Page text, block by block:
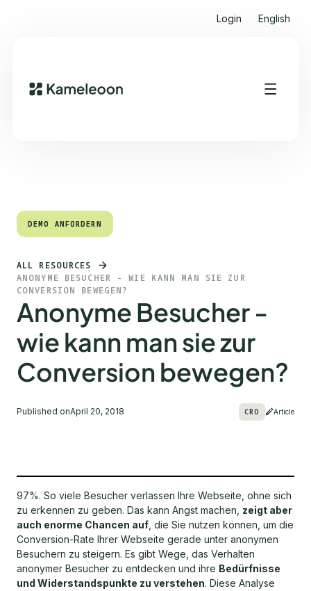
Login English
Quick Links
DEMO ANFORDERN
DEMO ANFORDERN
ALL RESOURCES
ANONYME BESUCHER - WIE KANN MAN SIE ZUR
CONVERSION BEWEGEN?
Anonyme Besucher -
wie kann man sie zur
Conversion bewegen?
Published onApril 20, 2018 CRO Article
97%. So viele Besucher verlassen Ihre Webseite, ohne sich
zu erkennen zu geben. Das kann Angst machen, zeigt aber
auch enorme Chancen auf , die Sie nutzen können, um die
Conversion-Rate Ihrer Webseite gerade unter anonymen
Besuchern zu steigern. Es gibt Wege, das Verhalten
anonymer Besucher zu entdecken und ihre Bedürfnisse
und Widerstandspunkte zu verstehen. Diese Analyse